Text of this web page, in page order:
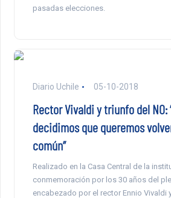
pasadas elecciones.
Diario Uchile 05-10-2018
Rector Vivaldi y triunfo del NO:
decidimos que queremos
común”
Realizado en la Casa Central de la
conmemoración por los 30 años del
encabezado por el rector Ennio Vivaldi